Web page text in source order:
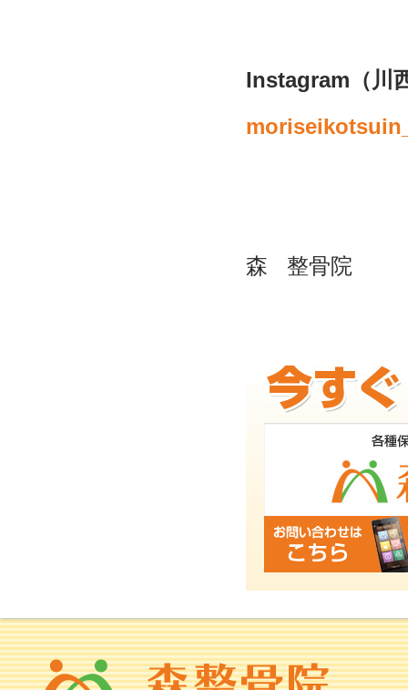
Instagram （川
森 整骨院